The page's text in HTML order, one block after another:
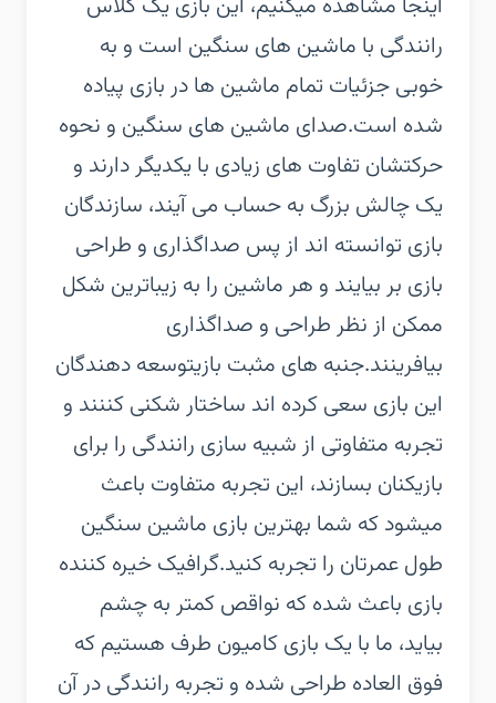
رانندگی با ماشین های سنگین است و به
خوبی جزئیات تمام ماشین ها در بازی پیاده
شده است.صدای ماشین های سنگین و نحوه
حرکتشان تفاوت های زیادی با یکدیگر دارند و
یک چالش بزرگ به حساب می آیند، سازندگان
بازی توانسته اند از پس صداگذاری و طراحی
بازی بر بیایند و هر ماشین را به زیباترین شکل
ممکن از نظر طراحی و صداگذاری
بیافرینند.جنبه های مثبت بازیتوسعه دهندگان
این بازی سعی کرده اند ساختار شکنی کننند و
تجربه متفاوتی از شبیه سازی رانندگی را برای
بازیکنان بسازند، این تجربه متفاوت باعث
میشود که شما بهترین بازی ماشین سنگین
طول عمرتان را تجربه کنید.گرافیک خیره کننده
بازی باعث شده که نواقص کمتر به چشم
بیاید، ما با یک بازی کامیون طرف هستیم که
فوق العاده طراحی شده و تجربه رانندگی در آن